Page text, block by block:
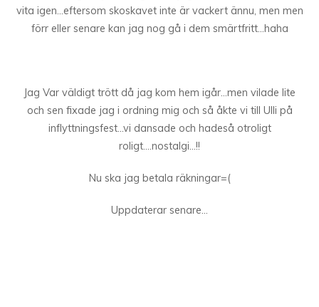
vita igen…eftersom skoskavet inte är vackert ännu, men men
förr eller senare kan jag nog gå i dem smärtfritt…haha
Jag Var väldigt trött då jag kom hem igår…men vilade lite
och sen fixade jag i ordning mig och så åkte vi till Ulli på
inflyttningsfest…vi dansade och hadeså otroligt
roligt….nostalgi…!!
Nu ska jag betala räkningar=(
Uppdaterar senare…